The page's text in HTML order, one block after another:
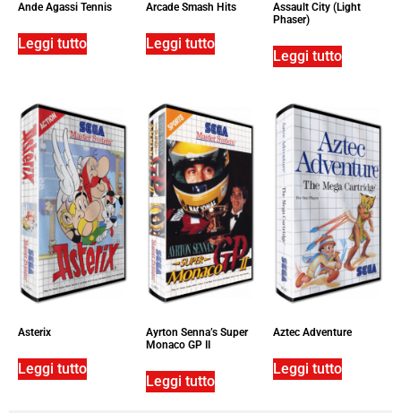
Ande Agassi Tennis
Leggi tutto
Arcade Smash Hits
Leggi tutto
Assault City (Light
Phaser)
Leggi tutto
Asterix
Leggi tutto
Ayrton Senna’s Super
Monaco GP II
Leggi tutto
Aztec Adventure
Leggi tutto